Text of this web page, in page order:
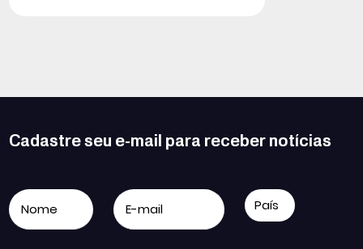
Cadastre seu e-mail para receber notícias